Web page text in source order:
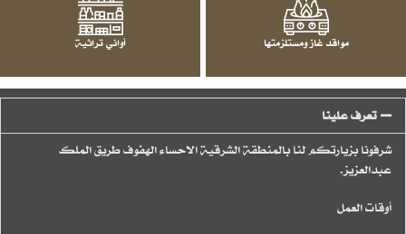
مواقد غاز ومستلزمتها أواني تراثية
تعرف علينا
شرفونا بزيارتكم لنا بالمنطقة الشرقية الاحساء الهفوف طريق الملك
عبدالعزيز.
أوقات العمل